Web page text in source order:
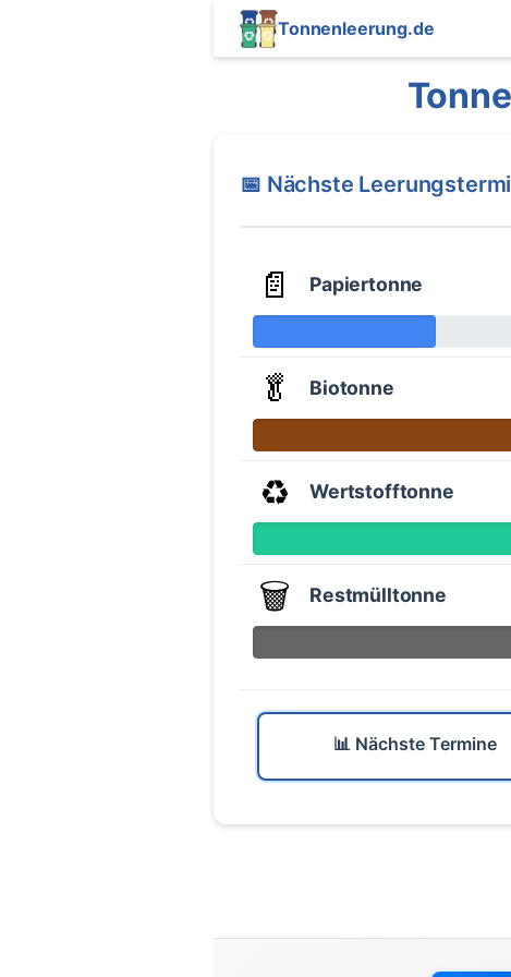
Tonnenleerung.de
📅 Nächste
📄 Papiertonne
🥬 Biotonne
♻️ Wertstofftonne
🗑️ Restmülltonne
📊 Nächste Termine